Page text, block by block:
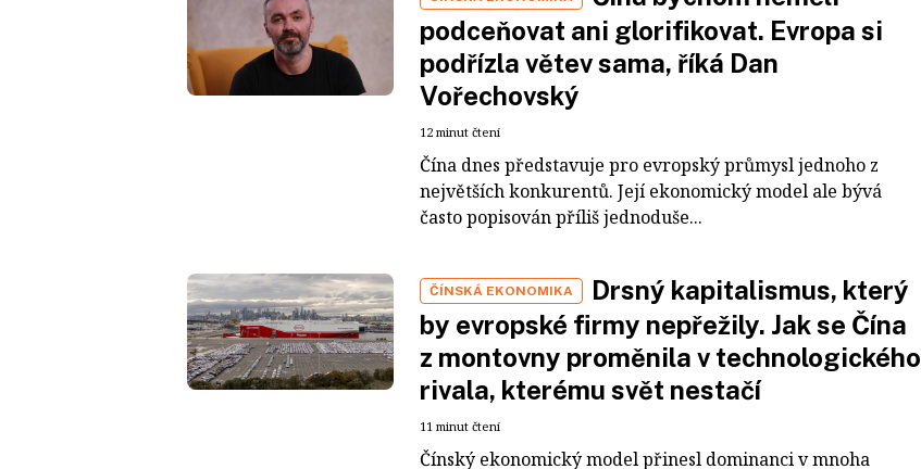
podceňovat ani glorifikovat. Evropa si
podřízla větev sama, říká Dan
Vořechovský
12 minut čtení
Čína dnes představuje pro evropský průmysl jednoho z
největších konkurentů. Její ekonomický model ale bývá
často popisován příliš jednoduše...
ČÍNSKÁ EKONOMIKA
Drsný kapitalismus, který
by evropské firmy nepřežily. Jak se Čína
z montovny proměnila v technologického
rivala, kterému svět nestačí
11 minut čtení
Čínský ekonomický model přinesl dominanci v mnoha